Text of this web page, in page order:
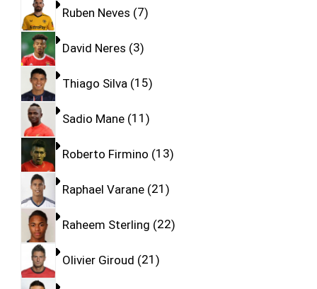
Ruben Neves 7
David Neres 3
Thiago Silva 15
Sadio Mane 11
Roberto Firmino 13
Raphael Varane 21
Raheem Sterling 22
Olivier Giroud 21